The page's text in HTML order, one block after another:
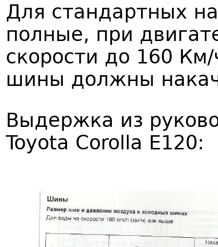
Для стандартных
полные, при
скорости до 160
шины должны
Выдержка из
Toyota Corolla E120: